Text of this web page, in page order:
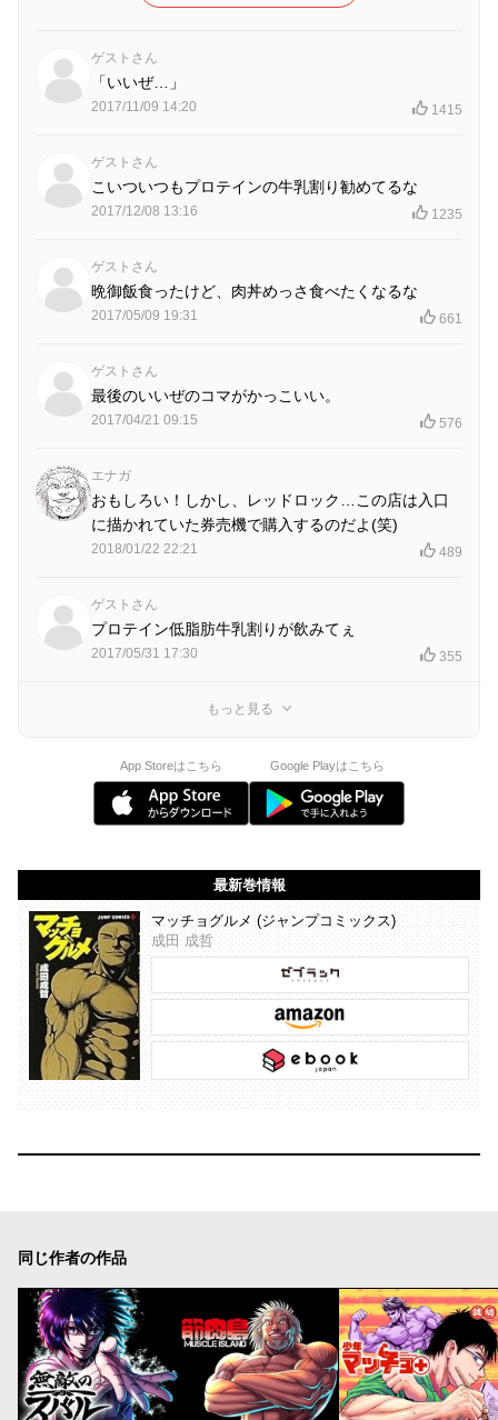
ゲストさん
「いいぜ…」
2017/11/09 14:20 1415
ゲストさん
こいついつもプロテインの牛乳割り勧めてるな
2017/12/08 13:16 1235
ゲストさん
晩御飯食ったけど、肉丼めっさ食べたくなるな
2017/05/09 19:31 661
ゲストさん
最後のいいぜのコマがかっこいい。
2017/04/21 09:15 576
エナガ
おもしろい！しかし、レッドロック…この店は入口
に描かれていた券売機で購入するのだよ(笑)
2018/01/22 22:21 489
ゲストさん
プロテイン低脂肪牛乳割りが飲みてぇ
2017/05/31 17:30 355
もっと見る
App Storeはこちら Google Playはこちら
最新巻情報
マッチョグルメ (ジャンプコミックス)
成田 成哲
同じ作者の作品